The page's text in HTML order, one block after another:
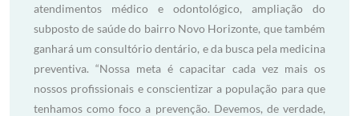
atendimentos médico e odontológico, ampliação do
subposto de saúde do bairro Novo Horizonte, que também
ganhará um consultório dentário, e da busca pela medicina
preventiva. “Nossa meta é capacitar cada vez mais os
nossos profissionais e conscientizar a população para que
tenhamos como foco a prevenção. Devemos, de verdade,